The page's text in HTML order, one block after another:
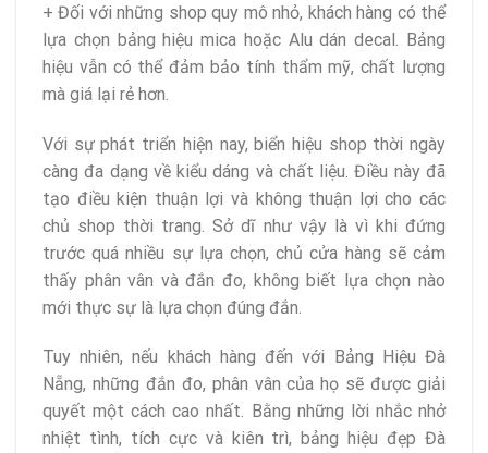
+ Đối với những shop quy mô nhỏ, khách hàng có thể
lựa chọn bảng hiệu mica hoặc Alu dán decal. Bảng
hiệu vẫn có thể đảm bảo tính thẩm mỹ, chất lượng
mà giá lại rẻ hơn.
Với sự phát triển hiện nay, biển hiệu shop thời ngày
càng đa dạng về kiểu dáng và chất liệu. Điều này đã
tạo điều kiện thuận lợi và không thuận lợi cho các
chủ shop thời trang. Sở dĩ như vậy là vì khi đứng
trước quá nhiều sự lựa chọn, chủ cửa hàng sẽ cảm
thấy phân vân và đắn đo, không biết lựa chọn nào
mới thực sự là lựa chọn đúng đắn.
Tuy nhiên, nếu khách hàng đến với Bảng Hiệu Đà
Nẵng, những đắn đo, phân vân của họ sẽ được giải
quyết một cách cao nhất. Bằng những lời nhắc nhở
nhiệt tình, tích cực và kiên trì, bảng hiệu đẹp Đà